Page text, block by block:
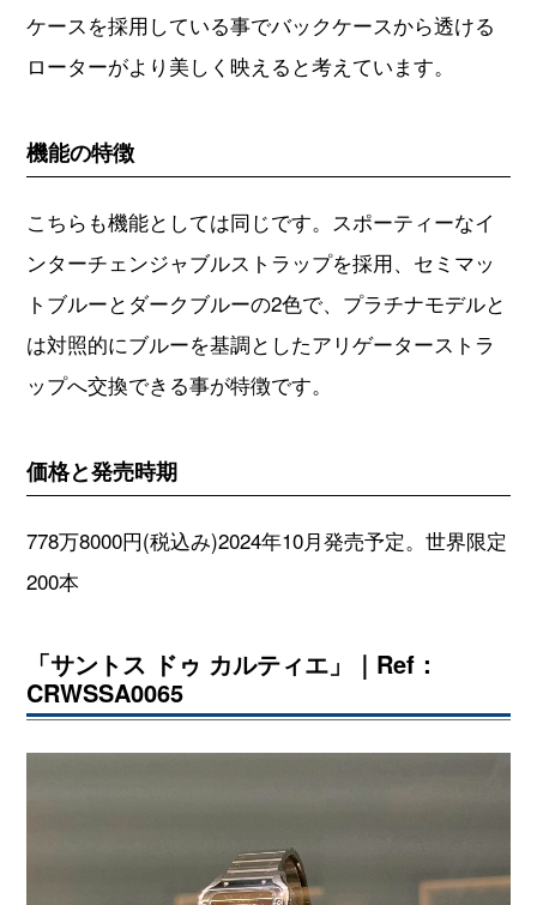
ケースを採用している事でバックケースから透ける
ローターがより美しく映えると考えています。
機能の特徴
こちらも機能としては同じです。スポーティーなイ
ンターチェンジャブルストラップを採用、セミマッ
トブルーとダークブルーの2色で、プラチナモデルと
は対照的にブルーを基調としたアリゲーターストラ
ップへ交換できる事が特徴です。
価格と発売時期
778万8000円(税込み)2024年10月発売予定。世界限定
200本
「サントス ドゥ カルティエ」｜Ref：
CRWSSA0065